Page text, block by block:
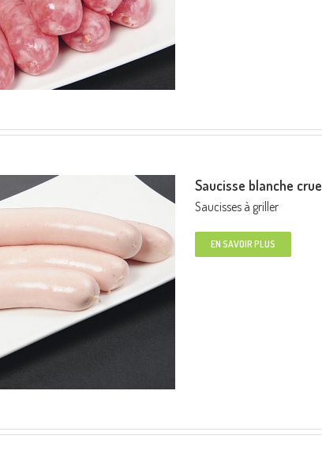
Saucisse blanche crue
Saucisses à griller
EN SAVOIR PLUS